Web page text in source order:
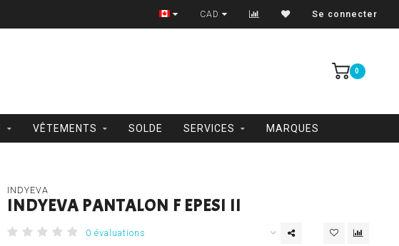
Trois-Rivières et Shawinigan
CAD Se connecter
0
VÊTEMENTS SOLDE SERVICES MARQUES
INDYEVA
INDYEVA PANTALON F EPESI II
0 évaluations